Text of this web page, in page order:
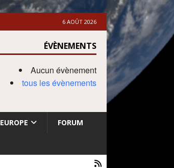
6 AOÛT 2026
ÉVÈNEMENTS
Aucun évènement
tous les évènements
EUROPE FORUM